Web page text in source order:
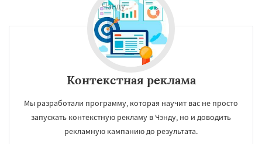
Контекстная реклама
Мы разработали программу, которая научит вас не просто
запускать контекстную рекламу в Чэнду, но и доводить
рекламную кампанию до результата.